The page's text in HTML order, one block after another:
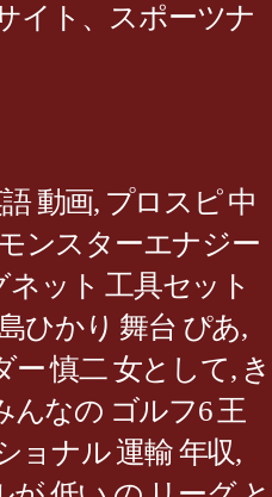
イト、スポーツナ
動画, プロスピ 中
ンスターエナジー
ネット 工具セット
ひかり 舞台 ぴあ,
ー 慎二 女として, き
んなの ゴルフ6 王
ョナル 運輸 年収,